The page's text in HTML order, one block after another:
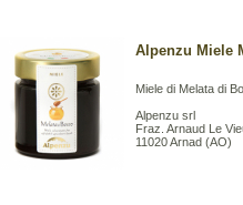
Alpenzu Miele
Miele di Melata di
Alpenzu srl
Fraz. Arnaud Le
11020 Arnad (AO)